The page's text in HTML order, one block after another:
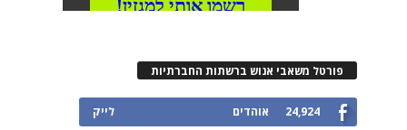
פורטל משאבי אנוש ברשתות החברתיות
24,924 אוהדים לייק